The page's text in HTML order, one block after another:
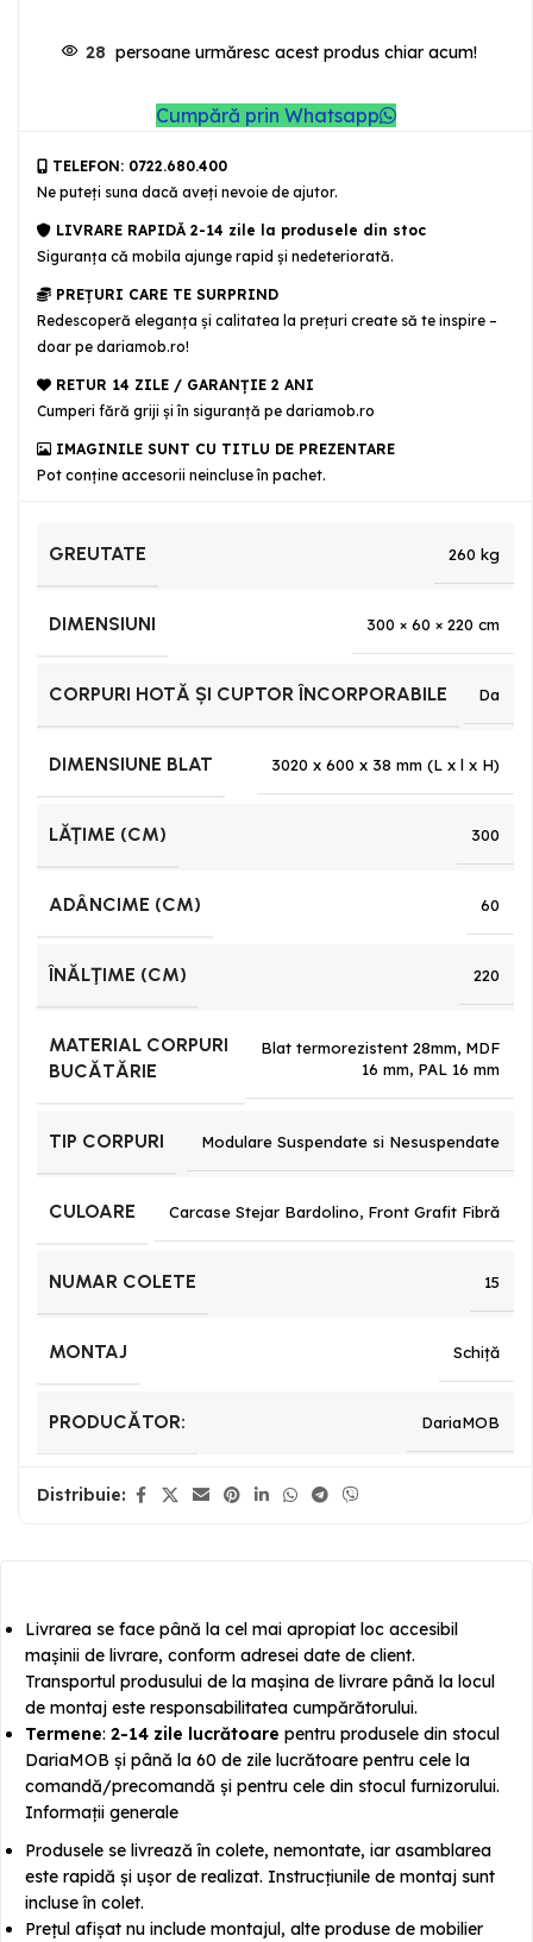
28 persoane urmăresc acest produs chiar acum!
Cumpără prin Whatsapp
TELEFON: 0722.680.400
Ne puteţi suna dacă aveţi nevoie de ajutor.
LIVRARE RAPIDĂ 2-14 zile la produsele din stoc
Siguranţa că mobila ajunge rapid şi nedeteriorată.
PREȚURI CARE TE SURPRIND
Redescoperă eleganța și calitatea la prețuri create să te inspire –
doar pe dariamob.ro!
RETUR 14 ZILE / GARANŢIE 2 ANI
Cumperi fără griji şi în siguranţă pe dariamob.ro
IMAGINILE SUNT CU TITLU DE PREZENTARE
Pot conține accesorii neincluse în pachet.
GREUTATE 260 kg
DIMENSIUNI 300 × 60 × 220 cm
CORPURI HOTĂ ȘI CUPTOR ÎNCORPORABILE Da
DIMENSIUNE BLAT 3020 x 600 x 38 mm (L x l x H)
LĂŢIME (CM) 300
ADÂNCIME (CM) 60
ÎNĂLŢIME (CM) 220
MATERIAL CORPURI
BUCĂTĂRIE
Blat termorezistent 28mm, MDF
16 mm, PAL 16 mm
TIP CORPURI Modulare Suspendate si Nesuspendate
CULOARE Carcase Stejar Bardolino, Front Grafit Fibră
NUMAR COLETE 15
MONTAJ Schiță
PRODUCĂTOR: DariaMOB
Distribuie:
Livrarea se face până la cel mai apropiat loc accesibil
mașinii de livrare, conform adresei date de client.
Transportul produsului de la mașina de livrare până la locul
de montaj este responsabilitatea cumpărătorului.
Termene: 2-14 zile lucrătoare pentru produsele din stocul
DariaMOB și până la 60 de zile lucrătoare pentru cele la
comandă/precomandă și pentru cele din stocul furnizorului.
Informații generale
Produsele se livrează în colete, nemontate, iar asamblarea
este rapidă și ușor de realizat. Instrucțiunile de montaj sunt
incluse în colet.
Prețul afișat nu include montajul, alte produse de mobilier